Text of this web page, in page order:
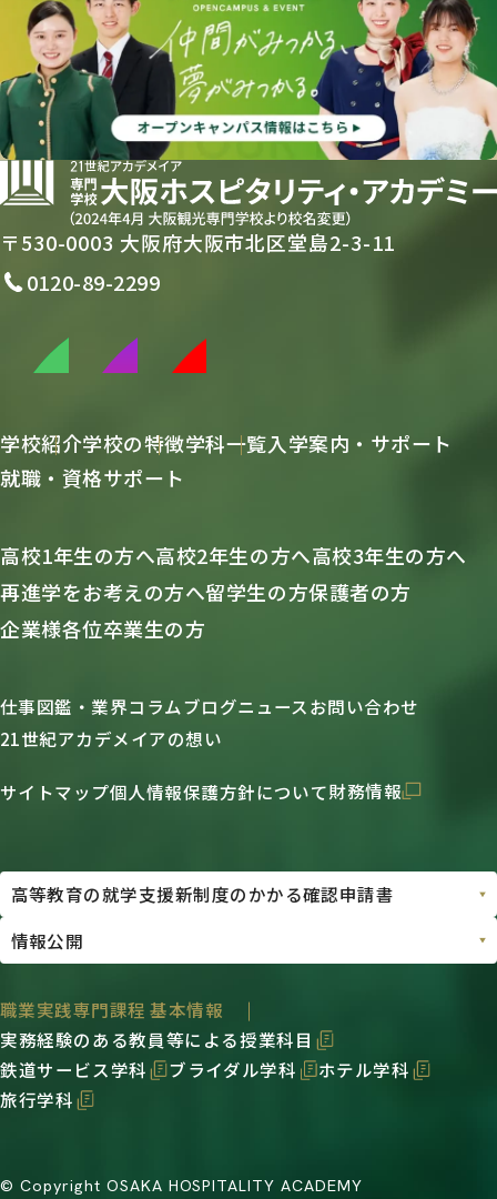
〒530-0003 大阪府大阪市北区堂島2-3-11
0120-89-2299
学校紹介学校の特徴学科一覧入学案内・サポート
就職・資格サポート
高校1年生の方へ高校2年生の方へ高校3年生の方へ
再進学をお考えの方へ留学生の方保護者の方
企業様各位卒業生の方
仕事図鑑・業界コラムブログニュースお問い合わせ
21世紀アカデメイアの想い
サイトマップ個人情報保護方針について財務情報
職業実践専門課程 基本情報
実務経験のある教員等による授業科目
鉄道サービス学科
ブライダル学科
ホテル学科
旅行学科
© Copyright OSAKA HOSPITALITY ACADEMY